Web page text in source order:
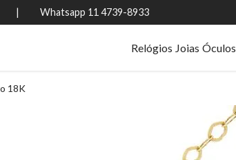
|          Whatsapp 11 4739-8933
Relógios Joias Óculos
18K